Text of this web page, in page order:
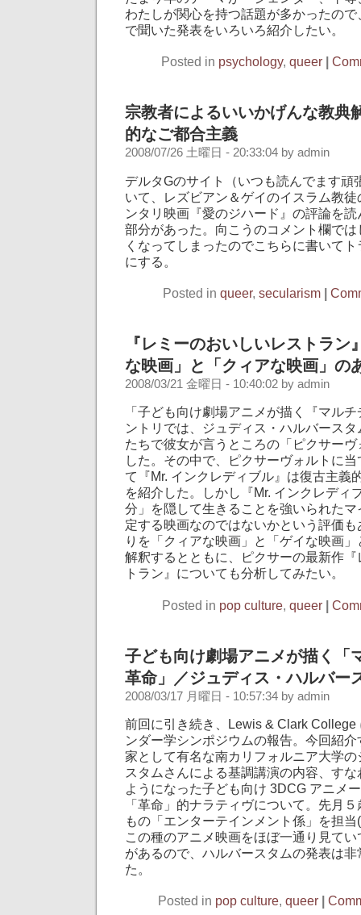
わたしが関心を持つ話題が多かったの
で聞いた発表をいろいろ紹介したい。
Posted in psychology, queer |
宗教者によるいいかげんな教典
的なご都合主義
2008/07/26 土曜日 - 20:33:04 by admin
デルタGのサイト（いつも読んでます頑
いて、レズビアン＆ゲイのイスラム教
ンタリ映画『愛のジハード』の評論を
部分があった。向こうのコメント欄で
くなってしまったのでこちらに書いて
にする。
Posted in queer, secularism |
『レミーのおいしいレストラン
な映画」と「クィアな映画」の
2008/03/21 金曜日 - 10:40:02 by admin
「子ども向け劇場アニメが描く『マル
ントリでは、ジュディス・ハルバース
たちで彼女が言うところの「ピクサー
した。その中で、ピクサーヴォルトに
て『Mr. インクレディブル』は復古主義
を紹介した。しかし『Mr. インクレディ
分」を隠して生きることを強いられた
定する映画なのではないかという評価
りを「クィアな映画」と「ゲイな映画
解釈するとともに、ピクサーの最新作
トラン』についても分析してみたい。
Posted in pop culture, queer |
子ども向け劇場アニメが描く「
革命」／ジュディス・ハルバー
2008/03/17 月曜日 - 10:57:34 by admin
前回に引き続き、Lewis & Clark College
ンダー学シンポジウムの報告。今回紹
家として有名な南カリフォルニア大学
スタムさんによる基調講演の内容、す
ようになった子ども向け 3DCG アニメ
「革命」的ナラティヴについて。先月
もの「エンターテインメント係」を担
この種のアニメ映画をほぼ一通り見て
があるので、ハルバースタムの発表は
た。
Posted in pop culture, queer